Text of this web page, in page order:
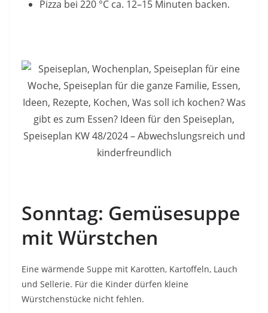
Pizza bei 220 °C ca. 12–15 Minuten backen.
Sonntag: Gemüsesuppe
mit Würstchen
Eine wärmende Suppe mit Karotten, Kartoffeln, Lauch
und Sellerie. Für die Kinder dürfen kleine
Würstchenstücke nicht fehlen.